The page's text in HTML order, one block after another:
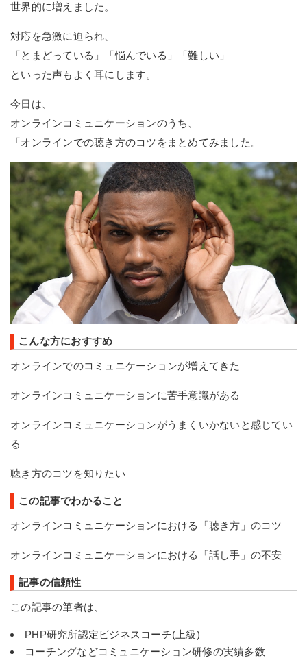
世界的に増えました。
対応を急激に迫られ、
「とまどっている」「悩んでいる」「難しい」
といった声もよく耳にします。
今日は、
オンラインコミュニケーションのうち、
「オンラインでの聴き方のコツをまとめてみました。
こんな方におすすめ
オンラインでのコミュニケーションが増えてきた
オンラインコミュニケーションに苦手意識がある
オンラインコミュニケーションがうまくいかないと感じてい
る
聴き方のコツを知りたい
この記事でわかること
オンラインコミュニケーションにおける「聴き方」のコツ
オンラインコミュニケーションにおける「話し手」の不安
記事の信頼性
この記事の筆者は、
PHP研究所認定ビジネスコーチ(上級)
コーチングなどコミュニケーション研修の実績多数